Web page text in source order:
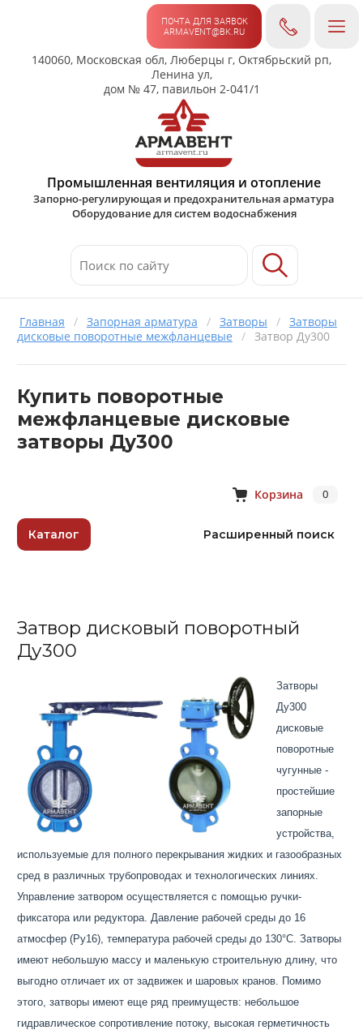
ПОЧТА ДЛЯ ЗАЯВОК
ARMAVENT@BK.RU
140060, Московская обл, Люберцы г, Октябрьский рп,
Ленина ул,
дом № 47, павильон 2-041/1
Промышленная вентиляция и отопление
Запорно-регулирующая и предохранительная арматура
Оборудование для систем водоснабжения
Главная / Запорная арматура / Затворы / Затворы
дисковые поворотные межфланцевые
/ Затвор Ду300
Купить поворотные
межфланцевые дисковые
затворы Ду300
Корзина 0
Каталог Расширенный поиск
Затвор дисковый поворотный
Ду300
Затворы
Ду300
дисковые
поворотные
чугунные -
простейшие
запорные
устройства,
используемые для полного перекрывания жидких и газообразных
сред в различных трубопроводах и технологических линиях.
Управление затвором осуществляется с помощью ручки-
фиксатора или редуктора. Давление рабочей среды до 16
атмосфер (Ру16), температура рабочей среды до 130°С. Затворы
имеют небольшую массу и маленькую строительную длину, что
выгодно отличает их от задвижек и шаровых кранов. Помимо
этого, затворы имеют еще ряд преимуществ: небольшое
гидравлическое сопротивление потоку, высокая герметичность